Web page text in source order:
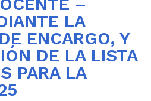
–
LA
ENCARGO, Y
DE LA LISTA
PARA LA